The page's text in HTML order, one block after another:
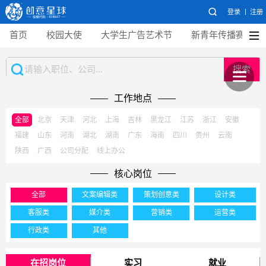
登录 注册
首页 校园大使 大学生广告艺术节 新青年传播赛
搜索
工作地点
全部 北京 天津 河北 上海 吉林 黑龙江 江苏 浙江
安徽
福建
山东 河南 湖北 湖南 广东 海南 四川 贵州
云南
陕西
广西 公司分配 线上办公
核心岗位
全部 文案编辑类 策划创意类 设计类
客服类 媒介类 营销类 运营类
行政类 其他
在招岗位 实习 就业